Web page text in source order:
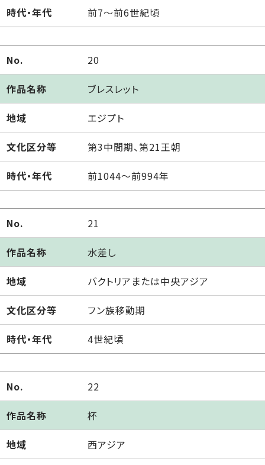
時代・年代 前7～前6世紀頃
No. 20
作品名称 ブレスレット
地域 エジプト
文化区分等 第3中間期、第21王朝
時代・年代 前1044～前994年
No. 21
作品名称 水差し
地域 バクトリアまたは中央アジア
文化区分等 フン族移動期
時代・年代 4世紀頃
No. 22
作品名称 杯
地域 西アジア